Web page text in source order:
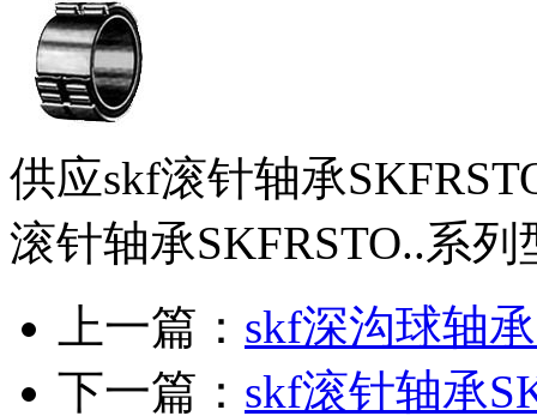
供应skf滚针轴承
滚针轴承SKFRSTO..系
上一篇： skf深沟球轴
下一篇： skf滚针轴承